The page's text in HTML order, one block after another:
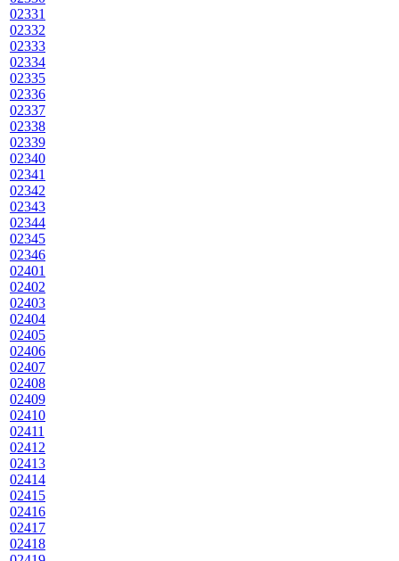
02331
02332
02333
02334
02335
02336
02337
02338
02339
02340
02341
02342
02343
02344
02345
02346
02401
02402
02403
02404
02405
02406
02407
02408
02409
02410
02411
02412
02413
02414
02415
02416
02417
02418